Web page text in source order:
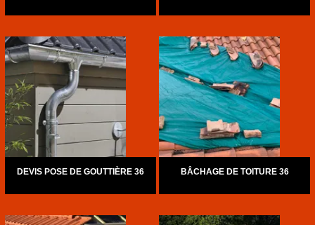
DEVIS POSE DE GOUTTIÈRE 36 BÂCHAGE DE TOITURE 36